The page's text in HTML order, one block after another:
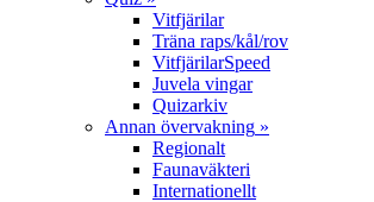
Vitfjärilar
Träna raps/kål/rov
VitfjärilarSpeed
Juvela vingar
Quizarkiv
Annan övervakning »
Regionalt
Faunaväkteri
Internationellt